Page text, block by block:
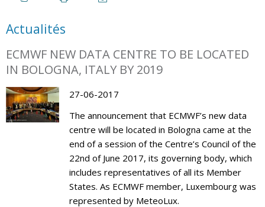
Actualités
ECMWF NEW DATA CENTRE TO BE LOCATED
IN BOLOGNA, ITALY BY 2019
27-06-2017
The announcement that ECMWF’s new data
centre will be located in Bologna came at the
end of a session of the Centre’s Council of the
22nd of June 2017, its governing body, which
includes representatives of all its Member
States. As ECMWF member, Luxembourg was
represented by MeteoLux.